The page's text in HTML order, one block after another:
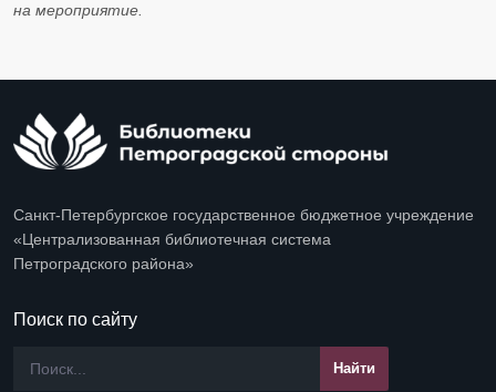
на мероприятие.
Санкт-Петербургское государственное бюджетное учреждение
«Централизованная библиотечная система
Петроградского района»
Поиск по сайту